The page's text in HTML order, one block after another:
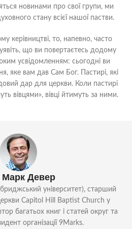
новинами про свої групи, ми
стану всієї нашої пастви.
керівництві, то, напевно, часто
що ви повертаєтесь додому
усвідомленням: сьогодні ви
яке вам дав Сам Бог. Пастирі, які
дар для церкви. Коли пастирі
вівцями», вівці йтимуть за ними.
Девер
університет), старший
Capitol Hill Baptist Church у
багатьох книг і статей округ та
організації 9Marks.